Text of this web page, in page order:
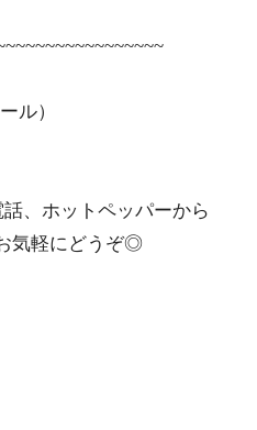
ル）
、ホットペッパーから
気軽にどうぞ◎